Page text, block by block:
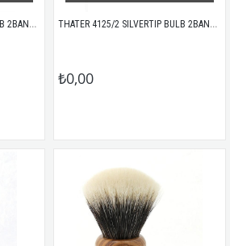
THATER 4125/2 SILVERTIP BULB 2BAND PORSUK KILI TIRAŞ FIRÇASI IVORY THATER 4125/2 SILVERTIP BULB 2BAND PORSUK KILI TIRAŞ FIRÇASI SİYAH
₺0,00